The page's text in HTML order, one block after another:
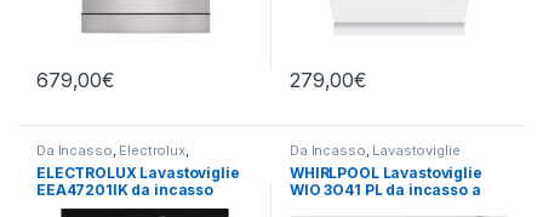
679,00€ 279,00€
Da Incasso, Electrolux,
Lavastoviglie
ELECTROLUX Lavastoviglie
EEA47201IK da incasso
frontalino
Da Incasso, Lavastoviglie
WHIRLPOOL Lavastoviglie
WIO 3O41 PL da incasso a